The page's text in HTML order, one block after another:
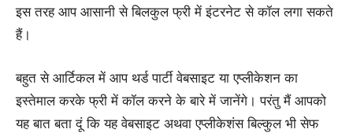
इस तरह आप आसानी से बिलकुल फ्री में इंटरनेट से कॉल लगा सकते
हैं।
बहुत से आर्टिकल में आप थर्ड पार्टी वेबसाइट या एप्लीकेशन का
इस्तेमाल करके फ्री में कॉल करने के बारे में जानेंगे। परंतु मैं आपको
यह बात बता दूं कि यह वेबसाइट अथवा एप्लीकेशंस बिल्कुल भी सेफ